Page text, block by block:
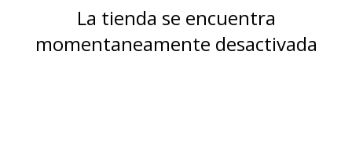
La tienda se encuentra
momentaneamente desactivada